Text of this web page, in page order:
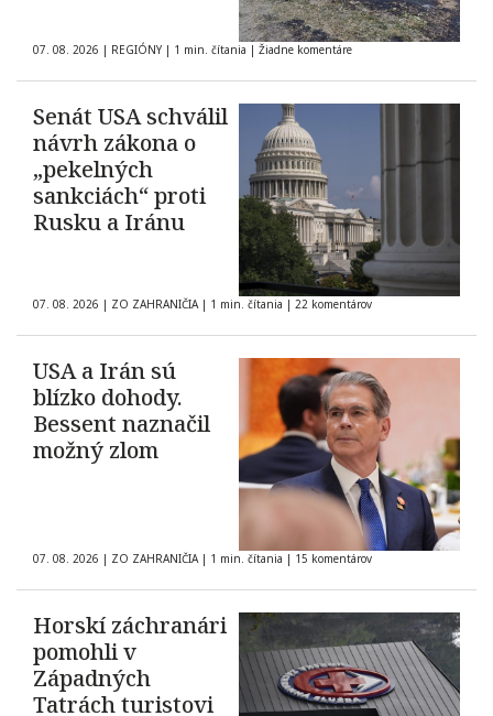
07. 08. 2026 | REGIÓNY | 1 min. čítania | Žiadne komentáre
Senát USA schválil
návrh zákona o
„pekelných
sankciách“ proti
Rusku a Iránu
07. 08. 2026 | ZO ZAHRANIČIA | 1 min. čítania | 22 komentárov
USA a Irán sú
blízko dohody.
Bessent naznačil
možný zlom
07. 08. 2026 | ZO ZAHRANIČIA | 1 min. čítania | 15 komentárov
Horskí záchranári
pomohli v
Západných
Tatrách turistovi